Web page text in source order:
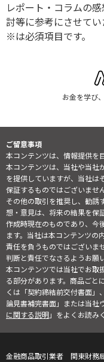
レポート・コラムの
討等に参考にさせてい
※は必須項目です。
お金を学び
ご留意事項
本コンテンツは、情報提供を
本コンテンツは、当社や当社
を提供していますが、当社は
保証するものではございませ
その他の取引を推奨し、勧誘
想・意見は、将来の結果を保
作成時現在のものであり、今
ます。当社は本コンテンツの
責任を負うものではございま
判断と責任でなさるようお願
本コンテンツでは当社でお取
る部分があります。商品ごと
くは「契約締結前交付書面」
論見書補完書面」または当社
に関する説明」をよくお読み
金融商品取引業者 関東財務